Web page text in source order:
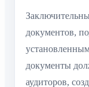
документов,
документы
аудиторов,